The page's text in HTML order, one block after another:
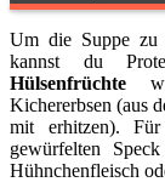
Um die Suppe zu
kannst du
Hülsenfrüchte
Kichererbsen (aus
mit erhitzen). Für
gewürfelten
Hühnchenfleisch